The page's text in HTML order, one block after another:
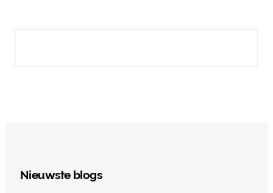
Nieuwste blogs